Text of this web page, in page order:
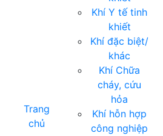
Trang
chủ
Khí Y tế tinh
khiết
Khí đặc biệt/
khác
Khí Chữa
cháy, cứu
hỏa
Khí hỗn hợp
công nghiệp